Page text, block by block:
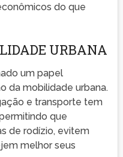
do que
URBANA
um papel
da mobilidade urbana.
e transporte tem
que
de rodízio, evitem
melhor seus